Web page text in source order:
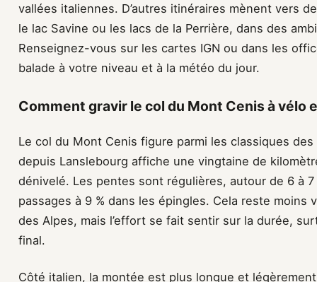
vallées italiennes. D’autres itinéraires mènent vers
le lac Savine ou les lacs de la Perrière, dans des
Renseignez-vous sur les cartes IGN ou dans les
balade à votre niveau et à la météo du jour.
Comment gravir le col du Mont Cenis à vélo
Le col du Mont Cenis figure parmi les classiques
depuis Lanslebourg affiche une vingtaine de
dénivelé. Les pentes sont régulières, autour de 6 à
passages à 9 % dans les épingles. Cela reste
des Alpes, mais l’effort se fait sentir sur la durée,
final.
Côté italien, la montée est plus longue et